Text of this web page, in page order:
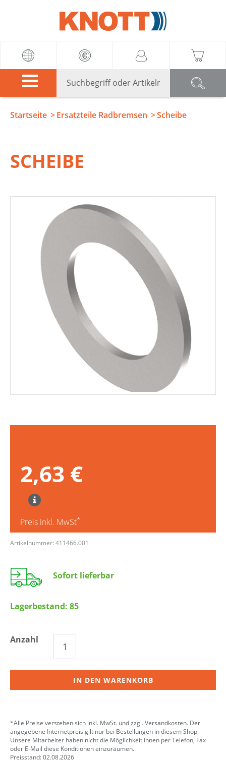
Startseite Ersatzteile Radbremsen Scheibe
SCHEIBE
2,63 €
Preis inkl. MwSt*
Artikelnummer: 411466.001
Sofort lieferbar
Lagerbestand: 85
Anzahl
IN DEN WARENKORB
*Alle Preise verstehen sich inkl. MwSt. und zzgl. Versandkosten. Der
angegebene Internetpreis gilt nur bei Bestellungen in diesem Shop.
Unsere Mitarbeiter haben nicht die Möglichkeit Ihnen per Telefon, Fax
oder E-Mail diese Konditionen einzuräumen.
Preisstand: 02.08.2026